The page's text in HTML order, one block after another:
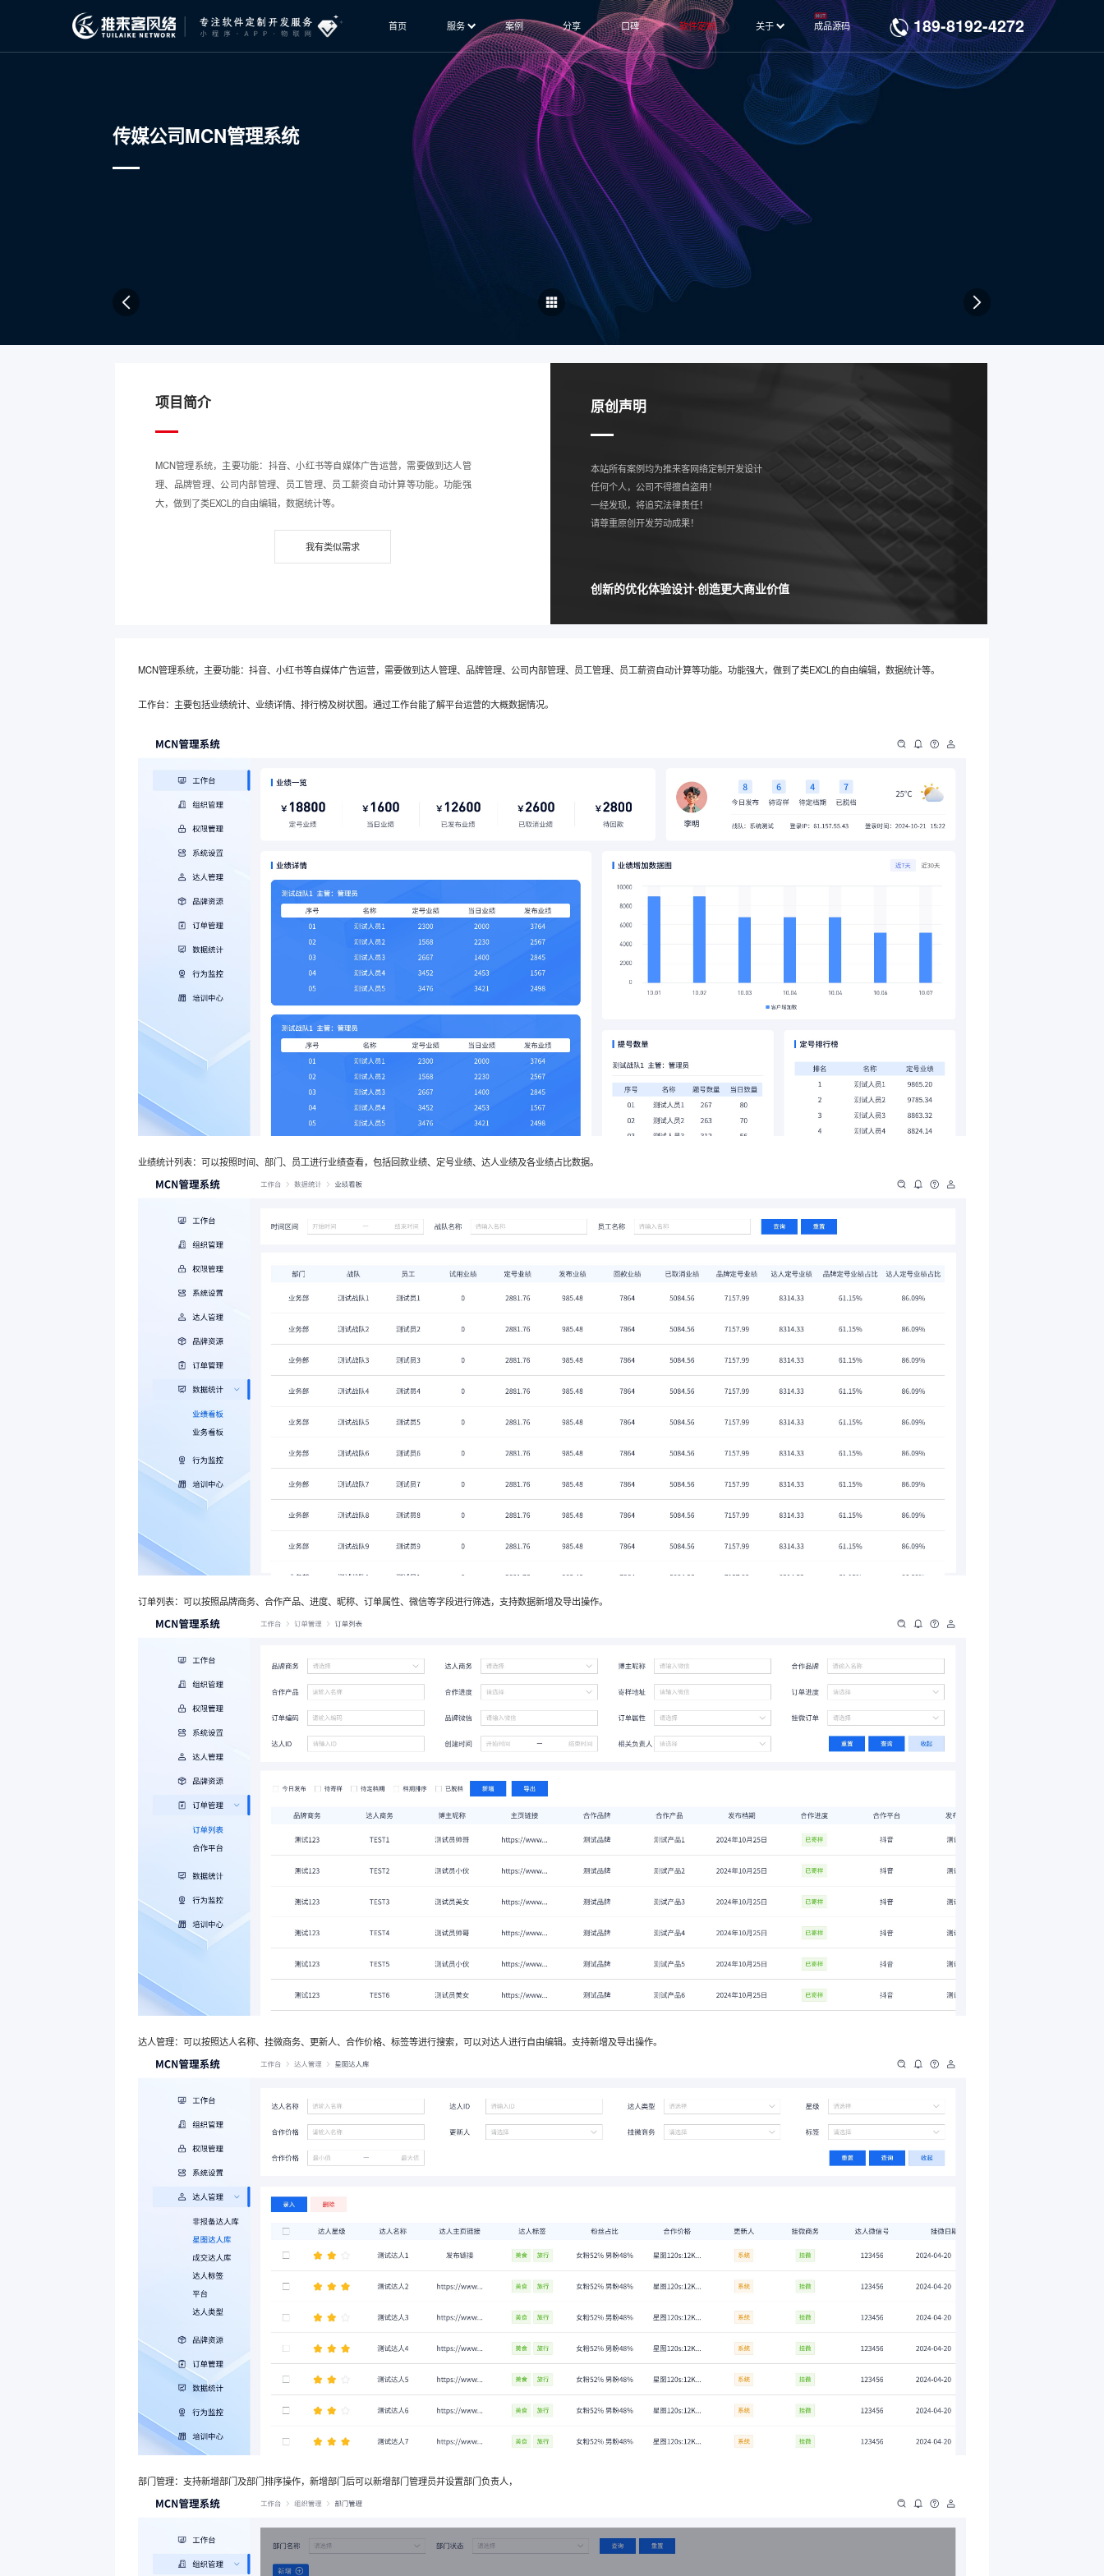
首页 服务 案例 分享 口碑 软件定制 关于 成品源码 189-8192-4272
传媒公司MCN管理系统
项目简介
MCN管理系统，主要功能：抖音、小红书等自媒体广告运营，需要做到达人管
理、品牌管理、公司内部管理、员工管理、员工薪资自动计算等功能。功能强
大，做到了类EXCL的自由编辑，数据统计等。
我有类似需求
原创声明
本站所有案例均为推来客网络定制开发设计
任何个人，公司不得擅自盗用！
一经发现，将追究法律责任！
请尊重原创开发劳动成果！
创新的优化体验设计·创造更大商业价值
MCN管理系统，主要功能：抖音、小红书等自媒体广告运营，需要做到达人管理、品牌管理、公司内部管理、员工管理、员工薪资自动计算等功能。功能强大，做到了类EXCL的自由编辑，数据统计等。
工作台：主要包括业绩统计、业绩详情、排行榜及树状图。通过工作台能了解平台运营的大概数据情况。
业绩统计列表：可以按照时间、部门、员工进行业绩查看，包括回款业绩、定号业绩、达人业绩及各业绩占比数据。
订单列表：可以按照品牌商务、合作产品、进度、昵称、订单属性、微信等字段进行筛选，支持数据新增及导出操作。
达人管理：可以按照达人名称、挂微商务、更新人、合作价格、标签等进行搜索，可以对达人进行自由编辑。支持新增及导出操作。
部门管理：支持新增部门及部门排序操作，新增部门后可以新增部门管理员并设置部门负责人，